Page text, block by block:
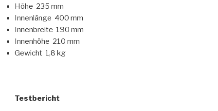
Höhe 235 mm
Innenlänge 400 mm
Innenbreite 190 mm
Innenhöhe 210 mm
Gewicht 1,8 kg
Testbericht